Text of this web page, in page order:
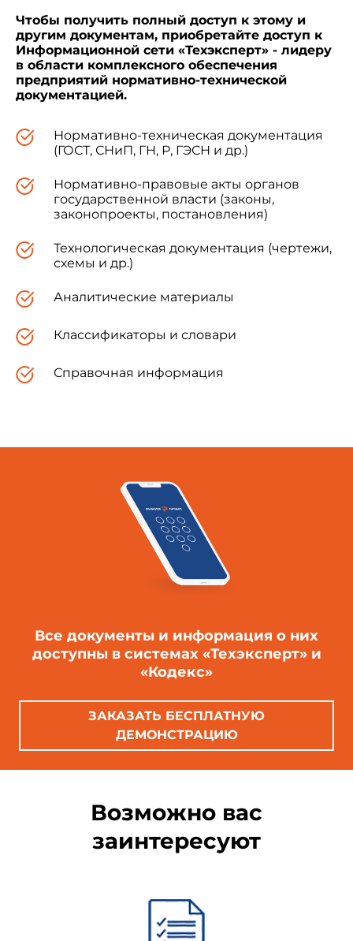
Чтобы получить полный доступ к этому и
другим документам, приобретайте доступ к
Информационной сети «Техэксперт» - лидеру
в области комплексного обеспечения
предприятий нормативно-технической
документацией.
Нормативно-техническая документация
(ГОСТ, СНиП, ГН, Р, ГЭСН и др.)
Нормативно-правовые акты органов
государственной власти (законы,
законопроекты, постановления)
Технологическая документация (чертежи,
схемы и др.)
Аналитические материалы
Классификаторы и словари
Справочная информация
Все документы и информация о них
доступны в системах «Техэксперт» и
«Кодекс»
ЗАКАЗАТЬ БЕСПЛАТНУЮ
ДЕМОНСТРАЦИЮ
Возможно вас
заинтересуют